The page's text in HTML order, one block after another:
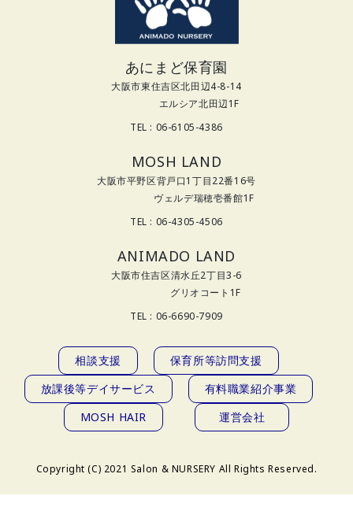
あにまど保育園
大阪市東住吉区北田辺4-8-14
エルシア北田辺1F
TEL : 06-6105-4386
MOSH LAND
大阪市平野区背戸口1丁目22番16号
ヴェルデ瑞穂壱番館1F
TEL : 06-4305-4506
ANIMADO LAND
大阪市住吉区清水丘2丁目3-6
グリオコート1F
TEL : 06-6690-7909
相談支援
保育所等訪問支援
放課後等デイサービス
有料職業紹介事業
MOSH HAIR
運営会社
Copyright (C) 2021 Salon & NURSERY All Rights Reserved.